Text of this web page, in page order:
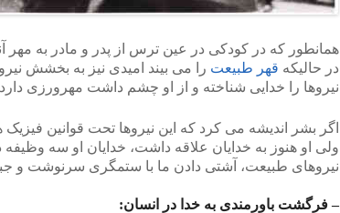
همانطور که در کودکی در عین ترس از پدر و مادر به مهر
در حالیکه قهر طبیعت را می بیند امیدی نیز به بخشش
نیروها را خدایی شناخته و از او چشم داشت مهرورزی
اگر بشر اندیشه می کرد که این نیروها تحت قوانین
ولی او هنوز به خدایان علاقه داشت، خدایان او سه وظیفه
نیروهای طبیعت، آشتی دادن ما با ستمگری سرنوشت و
– فرگشت باورمندی به خدا در انسان: